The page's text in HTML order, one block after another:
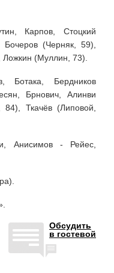
Карпов, Стоцкий
(Черняк, 59),
(Муллин, 73).
Ботака, Бердников
Брнович, Алинви
Ткачёв (Липовой,
Анисимов - Рейес,
Обсудить
в гостевой